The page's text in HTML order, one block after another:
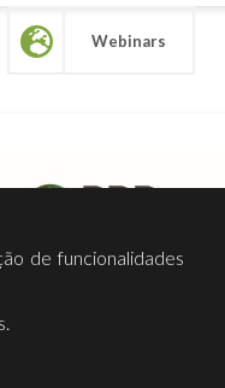
Webinars
de funcionalidades